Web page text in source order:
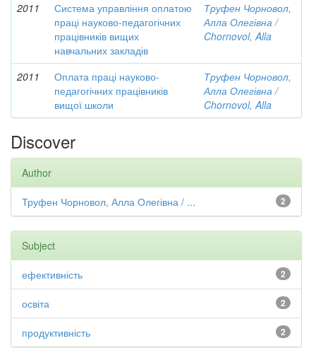
2011
Система управління оплатою
праці науково-педагогічних
працівників вищих
навчальних закладів
Труфен Чорновол,
Алла Олегівна /
Chornovol, Alla
2011
Оплата праці науково-
педагогічних працівників
вищої школи
Труфен Чорновол,
Алла Олегівна /
Chornovol, Alla
Discover
Author
2
Труфен Чорновол, Алла Олегівна / ...
Subject
2
ефективність
2
освіта
2
продуктивність